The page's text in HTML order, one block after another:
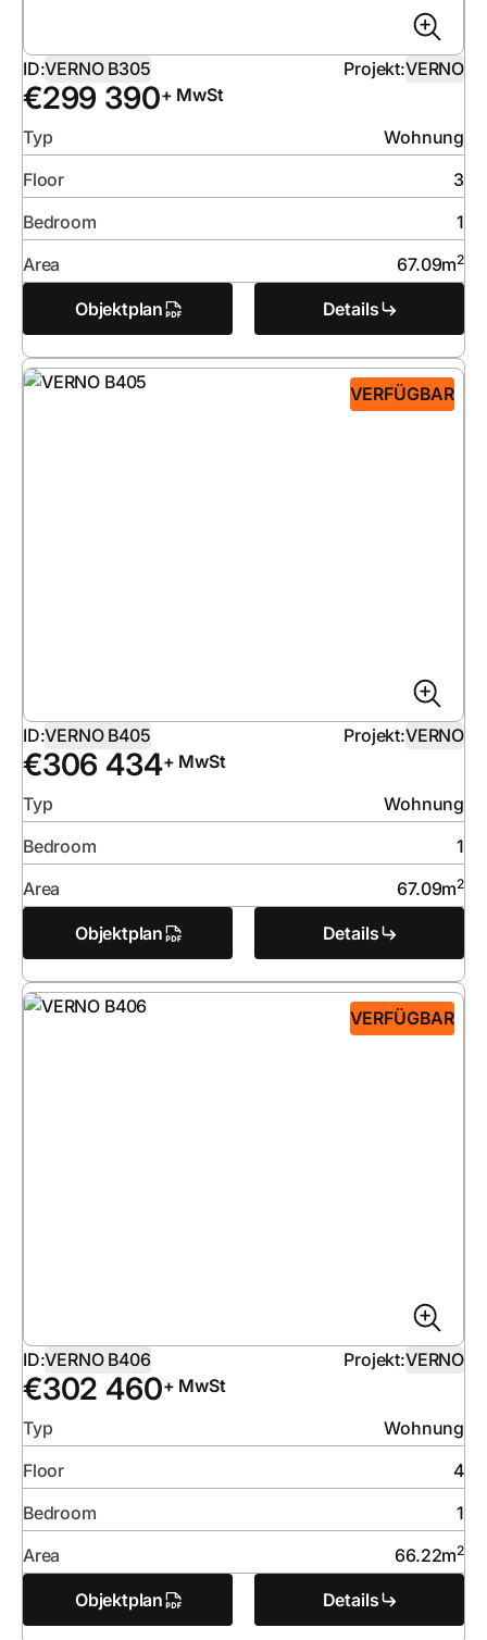
ID:VERNO B305 Projekt:VERNO
€299 390+ MwSt
Typ
Wohnung
Floor
3
Bedroom
1
Area
67.09m2
Objektplan Details
VERFÜGBAR
ID:VERNO B405 Projekt:VERNO
€306 434+ MwSt
Typ
Wohnung
Bedroom
1
Area
67.09m2
Objektplan Details
VERFÜGBAR
ID:VERNO B406 Projekt:VERNO
€302 460+ MwSt
Typ
Wohnung
Floor
4
Bedroom
1
Area
66.22m2
Objektplan Details